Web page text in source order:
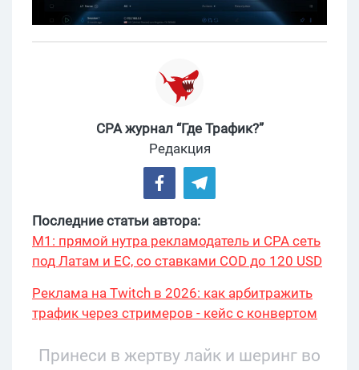
CPA журнал “Где Трафик?”
Редакция
Последние статьи автора:
М1: прямой нутра рекламодатель и CPA сеть
под Латам и ЕС, со ставками COD до 120 USD
Реклама на Twitch в 2026: как арбитражить
трафик через стримеров - кейс с конвертом
Принеси в жертву лайк и шеринг во